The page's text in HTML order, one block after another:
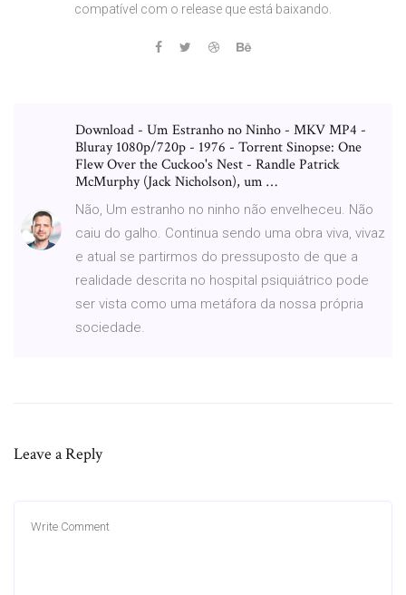
compatível com o release que está baixando.
Download - Um Estranho no Ninho - MKV MP4 -
Bluray 1080p/720p - 1976 - Torrent Sinopse: One
Flew Over the Cuckoo's Nest - Randle Patrick
McMurphy (Jack Nicholson), um …
Não, Um estranho no ninho não envelheceu. Não
caiu do galho. Continua sendo uma obra viva, vivaz
e atual se partirmos do pressuposto de que a
realidade descrita no hospital psiquiátrico pode
ser vista como uma metáfora da nossa própria
sociedade.
Leave a Reply